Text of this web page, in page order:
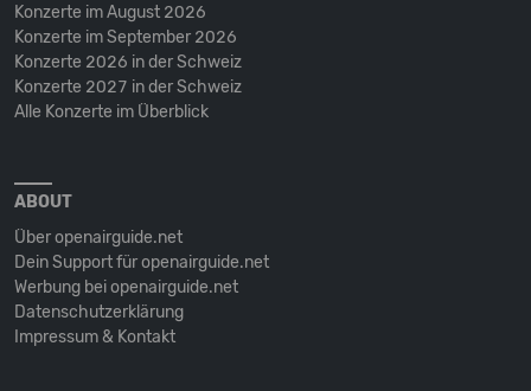
Konzerte im August 2026
Konzerte im September 2026
Konzerte 2026 in der Schweiz
Konzerte 2027 in der Schweiz
Alle Konzerte im Überblick
ABOUT
Über openairguide.net
Dein Support für openairguide.net
Werbung bei openairguide.net
Datenschutz­erklärung
Impressum & Kontakt